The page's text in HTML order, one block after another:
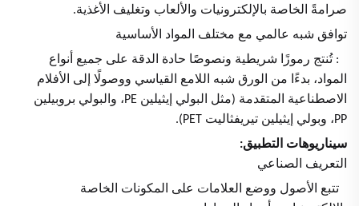
صرامةً الخاصة بالإلكترونيات والألعاب وتغليف الأغذية.
توافق شبه عالمي مع مختلف المواد الأساسية
: تُنتج رموزًا شريطية ونصوصًا حادة الدقة على جميع أنواع
المواد، بدءًا من الورق شبه اللامع القياسي ووصولًا إلى الأفلام
الاصطناعية المتقدمة (مثل البولي إيثيلين PE، والبولي بروبيلين
PP، وبولي إيثيلين تيريفثاليت PET).
سيناريوهات التطبيق:
التعريف الصناعي
تتبع الأصول ووضع العلامات على المكونات الخاصة